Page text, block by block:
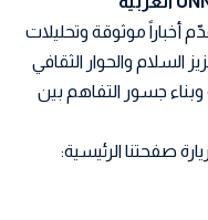
أخباراً موثوقة وتحليلات
والحوار الثقافي
جسور التفاهم بين
صفحتنا الرئيسية: